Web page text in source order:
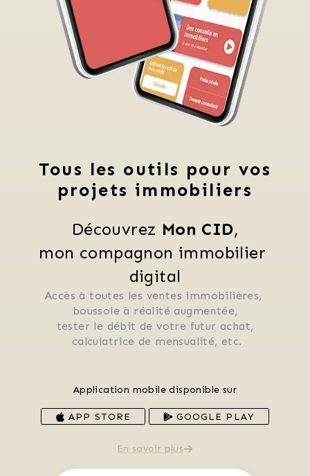
Tous les outils pour vos
projets immobiliers
Découvrez Mon CID,
mon compagnon immobilier
digital
Accès à toutes les ventes immobilières,
boussole à réalité augmentée,
tester le débit de votre futur achat,
calculatrice de mensualité, etc.
Application mobile disponible sur
APP STORE GOOGLE PLAY
En savoir plus